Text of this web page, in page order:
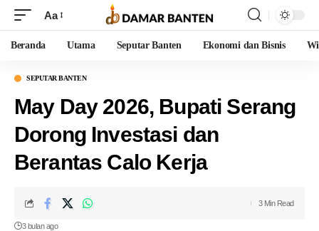
Aa
Beranda Utama Seputar Banten Ekonomi dan Bisnis
SEPUTAR BANTEN
May Day 2026, Bupati Serang
Dorong Investasi dan
Berantas Calo Kerja
3 bulan ago
3 Min Read